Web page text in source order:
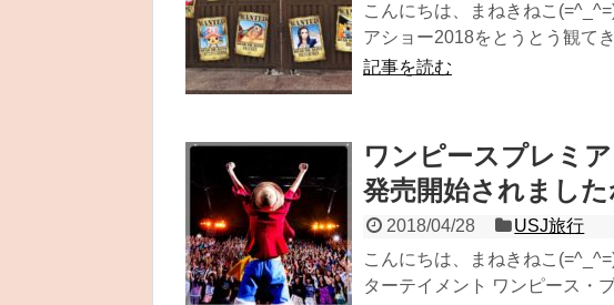
こんにちは、まねきねこ
アショー2018をとうとう観て
記事を読む
ワンピースプレミ
発売開始されまし
2018/04/28
USJ旅行
こんにちは、まねきねこ
ターテイメント ワンピース・